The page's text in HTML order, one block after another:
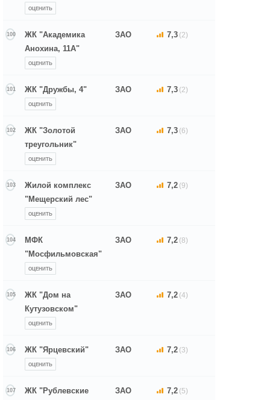
ОЦЕНИТЬ
100
ЖК "Академика
Анохина, 11А"
ОЦЕНИТЬ
ЗАО 7,3 (2)
101 ЖК "Дружбы, 4"
ОЦЕНИТЬ
ЗАО 7,3 (2)
102
ЖК "Золотой
треугольник"
ОЦЕНИТЬ
ЗАО 7,3 (6)
103
Жилой комплекс
"Мещерский лес"
ОЦЕНИТЬ
ЗАО 7,2 (9)
104
МФК
"Мосфильмовская"
ОЦЕНИТЬ
ЗАО 7,2 (8)
105
ЖК "Дом на
Кутузовском"
ОЦЕНИТЬ
ЗАО 7,2 (4)
106 ЖК "Ярцевский"
ОЦЕНИТЬ
ЗАО 7,2 (3)
107 ЖК "Рублевские ЗАО 7,2 (5)